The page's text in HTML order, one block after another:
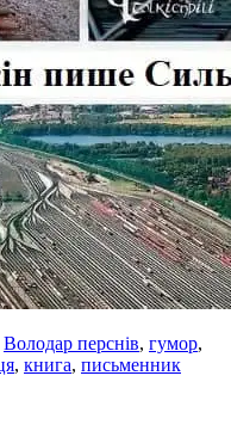
Володар перснів, гумор,
, книга, письменник